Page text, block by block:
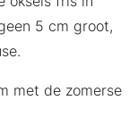
5 cm groot,
met de zomerse